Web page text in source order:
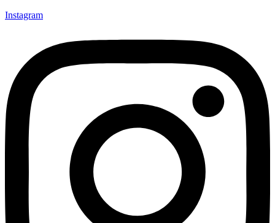
Instagram